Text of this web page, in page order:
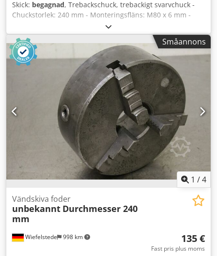
Skick: begagnad, Trebackschuck, trebackigt svarvchuck -
Chuckstorlek: 240 mm - Monteringsfläns: M80 x 6 mm -
Utan: utbytbara backar - Vikt: 26 kg Dedpsdrwlqsfx Agvekr
Småannons
1 /4
Wiefelstede 998 km
Vändskiva foder
unbekannt Durchmesser 240
mm
135 €
Fast pris plus moms